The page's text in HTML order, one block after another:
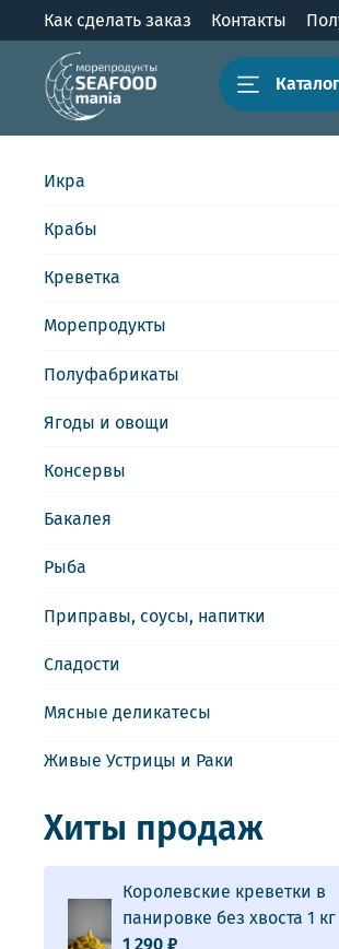
Как сделать заказ Контакты
Каталог
Икра
Крабы
Креветка
Морепродукты
Полуфабрикаты
Ягоды и овощи
Консервы
Бакалея
Рыба
Приправы, соусы, напитки
Сладости
Мясные деликатесы
Живые Устрицы и Раки
Хиты продаж
Королевские креветки в
панировке без хвоста 1 кг
1 290 ₽